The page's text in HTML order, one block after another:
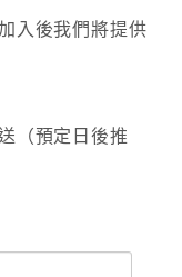
入後我們將提供
（預定日後推